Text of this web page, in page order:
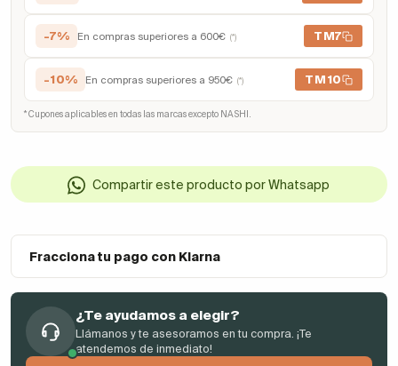
-7% En compras superiores a 600€ (*) TM7
-10% En compras superiores a 950€ (*) TM10
* Cupones aplicables en todas las marcas excepto NASHI.
Compartir este producto por Whatsapp
Fracciona tu pago con Klarna
¿Te ayudamos a elegir?
Llámanos y te asesoramos en tu compra. ¡Te
atendemos de inmediato!